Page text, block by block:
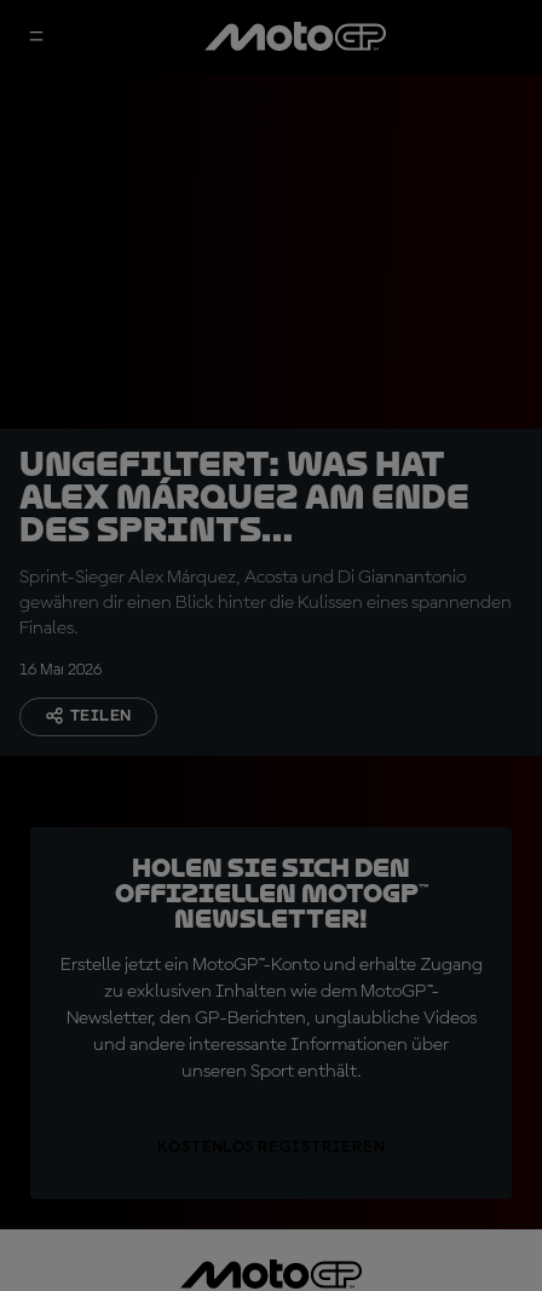
UNGEFILTERT: Was hat
Alex Márquez am Ende
des Sprints
"erschreckt"?
Sprint-Sieger Alex Márquez, Acosta und Di Giannantonio
gewähren dir einen Blick hinter die Kulissen eines spannenden
Finales.
16 Mai 2026
TEILEN
Holen Sie sich den
offiziellen MotoGP™
Newsletter!
Erstelle jetzt ein MotoGP™-Konto und erhalte Zugang
zu exklusiven Inhalten wie dem MotoGP™-
Newsletter, den GP-Berichten, unglaubliche Videos
und andere interessante Informationen über
unseren Sport enthält.